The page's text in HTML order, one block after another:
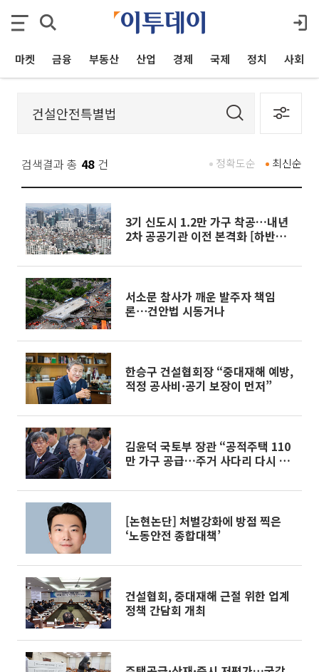
마켓 금융 부동산 산업 경제 국제 정치 사회
검색결과 총 48 건 최신순
정확도순
3기 신도시 1.2만 가구 착공…내년
2차 공공기관 이전 본격화 [하반기
서소문 참사가 깨운 발주자 책임
론⋯건안법 시동거나
한승구 건설협회장 “중대재해 예방,
적정 공사비·공기 보장이 먼저”
김윤덕 국토부 장관 “공적주택 110
만 가구 공급…주거 사다리 다시 세
[논현논단] 처벌강화에 방점 찍은
‘노동안전 종합대책’
건설협회, 중대재해 근절 위한 업계
정책 간담회 개최